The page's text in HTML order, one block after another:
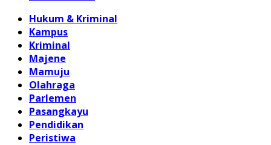
Hukum & Kriminal
Kampus
Kriminal
Majene
Mamuju
Olahraga
Parlemen
Pasangkayu
Pendidikan
Peristiwa